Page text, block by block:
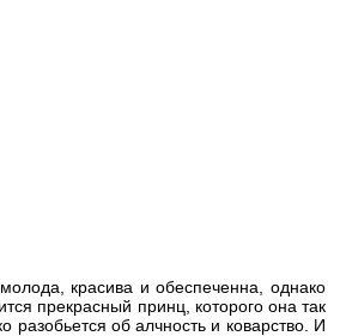
красива и обеспеченна, однако
прекрасный принц, которого она так
разобьется об алчность и коварство. И